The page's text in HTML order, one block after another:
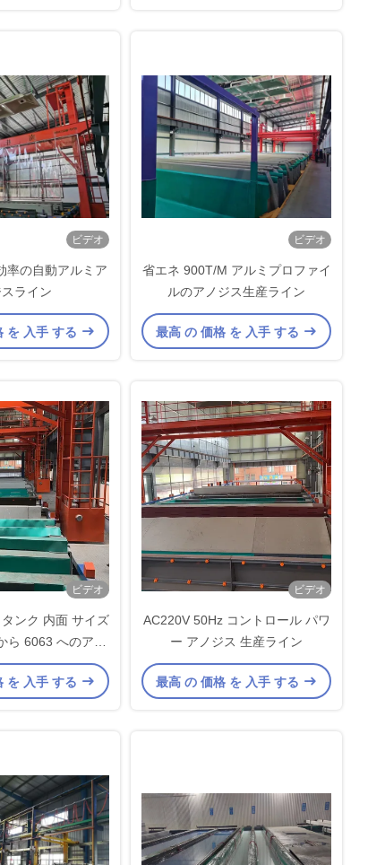
ビデオ
率の自動アルミア
スライン
を 入手 する
ビデオ
省エネ 900T/M アルミプロファイ
ルのアノジス生産ライン
最高 の 価格 を 入手 する
ビデオ
ンク 内面 サイズ
ら 6063 へのアノ
産ライン
を 入手 する
ビデオ
AC220V 50Hz コントロール パワ
ー アノジス 生産ライン
最高 の 価格 を 入手 する